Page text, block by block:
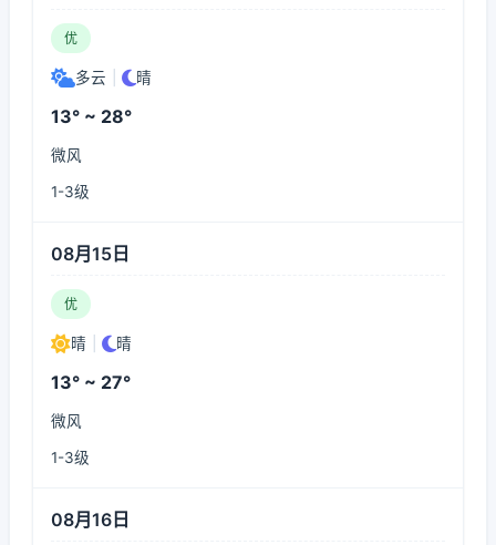
优
多云 晴
13° ~ 28°
微风
1-3级
08月15日
优
晴 晴
13° ~ 27°
微风
1-3级
08月16日